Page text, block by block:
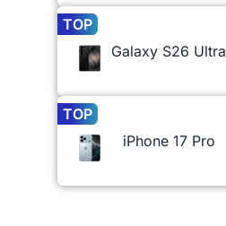
TOP
Galaxy S26 Ultra
TOP
iPhone 17 Pro